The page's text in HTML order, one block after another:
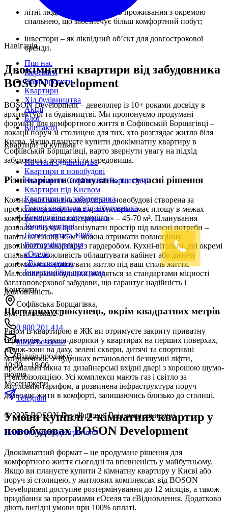
літні люди – для спокійного проживання з окремою
спальнею, що забезпечує більш комфортний побут;
інвестори – як ліквідний об’єкт для довгострокової
оренди.
Двокімнатні квартири від забудовника
BOSON Development
BOSON Development – девелопер із 10+ роками досвіду в
архітектурі та будівництві. Ми пропонуємо продумані
формати для комфортного життя в Софіївській Борщагівці –
локації поруч зі столицею для тих, хто розглядає житло біля
Києва. Якщо плануєте купити двокімнатну квартиру в
Софіївській Борщагівці, варто звернути увагу на підхід
забудовника до якості та середовища.
Різні варіанти планувань та сучасні рішення
Кожна двокімнатна квартира в новобудові створена за
проєктами досвідчених архітекторів і має площу в межах
комфортної «золотої середини» – 45-70 м². Планування
дозволяє гнучко організувати простір під власні потреби –
навіть на площі 45 м² можна отримати повноцінну
двокімнатну квартиру з гардеробом. Кухні-вітальні, дві окремі
спальні та можливість облаштувати кабінет або дитячу
допомагають адаптувати житло під ваш стиль життя.
Малоповерхові будинки зводяться за стандартами міцності
багатоповерхової забудови, що гарантує надійність і
довговічність.
Що отримує покупець, окрім квадратних метрів
Разом із квартирою в ЖК ви отримуєте закриту приватну
територію, тераси-дворики у квартирах на перших поверхах,
лаунж-зони на даху, зелені сквери, дитячі та спортивні
майданчики. У будинках встановлені безшумні ліфти,
преміальні вікна та дизайнерські вхідні двері з хорошою шумо-
і теплоізоляцією. Усі комплекси мають газ і світло за
житловим тарифом, а розвинена інфраструктура поруч
дозволяє жити в комфорті, залишаючись близько до столиці.
Умови купівлі 2-кімнатних квартир у
новобудовах BOSON Development
Двокімнатний формат – це продумане рішення для
комфортного життя сьогодні та впевненість у майбутньому.
Якщо ви плануєте купити 2 кімнатну квартиру у Києві або
поруч зі столицею, у житлових комплексах від BOSON
Development доступне розтермінування до 12 місяців, а також
придбання за програмами єОселя та єВідновлення. Додатково
діють вигідні умови при 100% оплаті.
Навігація
Про нас
Переваги
Наші проєкти
Квартири
Хід будівництва
Акції
Блог
Контакти
Квартири та купівля
На етапі будівництва
Квартири в новобудові
Квартири в Софіївській Борщагівці
Квартири під Києвом
Квартири від забудовника
Готові квартири від забудовника
Комерційна нерухомість
Умови купівлі
Повна оплата 100%
Розтермінування
єОселя
єВідновлення
Інвестиційна програма
Контакти
Софіївська Борщагівка,
вул. Поліська 2-Б
0 800 201 414
info@boson.ua
Відділ продажу:
10:00 – 19:00
щодня
Месенджери
Telegram
© 2025 BOSON Development. Всі права захищені.
Політика конфіденційності